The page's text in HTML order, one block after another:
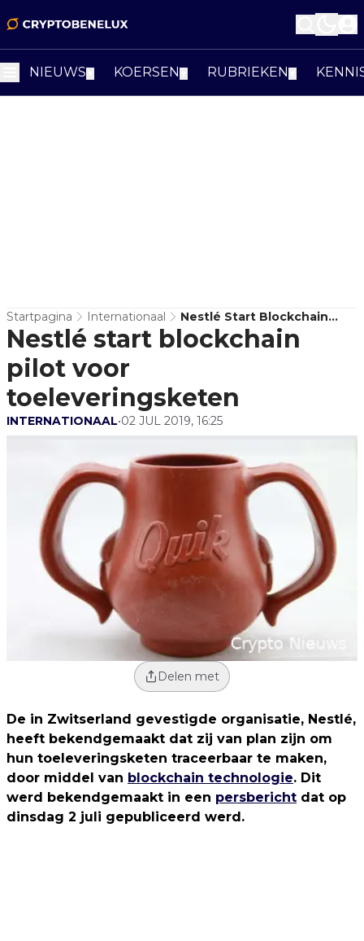
NIEUWS KOERSEN RUBRIEKEN
Startpagina Internationaal
Nestlé Start Blockchain
Pilot Voor
Toeleveringsketen
Nestlé start blockchain
pilot voor
toeleveringsketen
INTERNATIONAAL•02 JUL 2019, 16:25
Delen met
De in Zwitserland gevestigde organisatie, Nestlé,
heeft bekendgemaakt dat zij van plan zijn om
hun toeleveringsketen traceerbaar te maken,
door middel van blockchain technologie. Dit
werd bekendgemaakt in een persbericht dat op
dinsdag 2 juli gepubliceerd werd.